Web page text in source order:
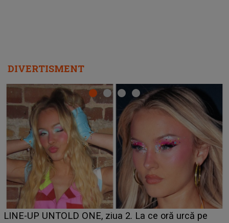
DIVERTISMENT
Ce a dezvăluit noua concurentă din "Casa Iubirii" l-a